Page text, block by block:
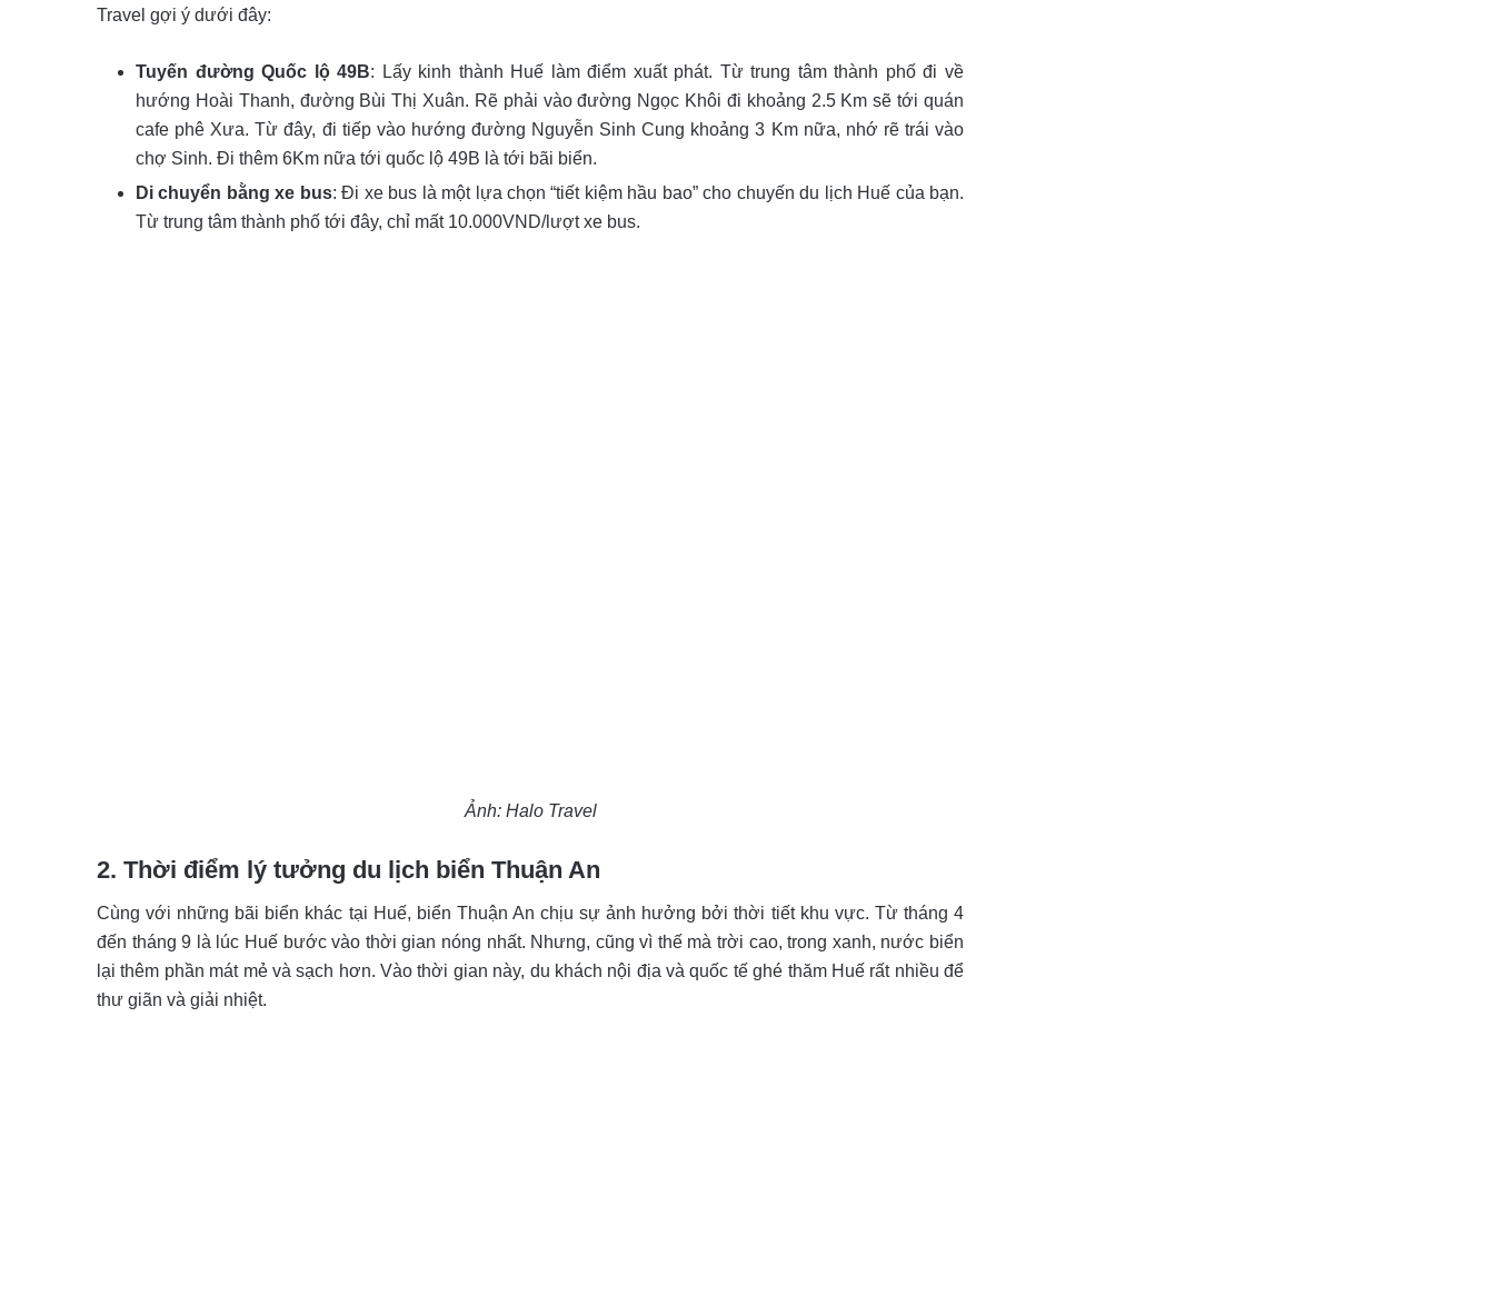
Travel gợi ý dưới đây:
Tuyến đường Quốc lộ 49B: Lấy kinh thành Huế làm điểm xuất phát. Từ trung tâm thành phố đi về
hướng Hoài Thanh, đường Bùi Thị Xuân. Rẽ phải vào đường Ngọc Khôi đi khoảng 2.5 Km sẽ tới quán
cafe phê Xưa. Từ đây, đi tiếp vào hướng đường Nguyễn Sinh Cung khoảng 3 Km nữa, nhớ rẽ trái vào
chợ Sinh. Đi thêm 6Km nữa tới quốc lộ 49B là tới bãi biển.
Di chuyển bằng xe bus: Đi xe bus là một lựa chọn “tiết kiệm hầu bao” cho chuyến du lịch Huế của bạn.
Từ trung tâm thành phố tới đây, chỉ mất 10.000VND/lượt xe bus.
Ảnh: Halo Travel
2. Thời điểm lý tưởng du lịch biển Thuận An
Cùng với những bãi biển khác tại Huế, biển Thuận An chịu sự ảnh hưởng bởi thời tiết khu vực. Từ tháng 4
đến tháng 9 là lúc Huế bước vào thời gian nóng nhất. Nhưng, cũng vì thế mà trời cao, trong xanh, nước biển
lại thêm phần mát mẻ và sạch hơn. Vào thời gian này, du khách nội địa và quốc tế ghé thăm Huế rất nhiều để
thư giãn và giải nhiệt.